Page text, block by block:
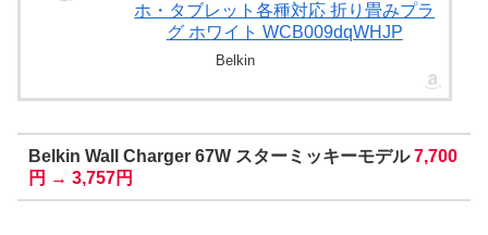
ホ・タブレット各種対応 折り畳みプラ
グ ホワイト WCB009dqWHJP
Belkin
Belkin Wall Charger 67W スターミッキーモデル7,700
円 → 3,757円